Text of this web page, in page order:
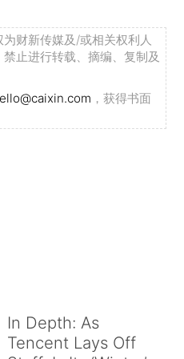
决（在大多数工业化国
。第三，也是非常重要
思考如何构建技术转让
个产业，应该反思如何
，在美国、加拿大和欧
有自己的技术转让办公
拥有如此大量的“岛屿式
转让办公室相互竞争，
大和日本沿着这个思路
们也可以在地理和/或技
财新传媒及/或相关权利人
止进行转载、摘编、复制及
，获得书面
In Depth: As
Tencent Lays Off